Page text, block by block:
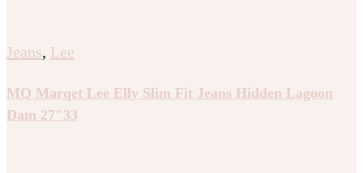
Jeans, Lee
MQ Marqet Lee Elly Slim Fit Jeans Hidden Lagoon
Dam 27″33